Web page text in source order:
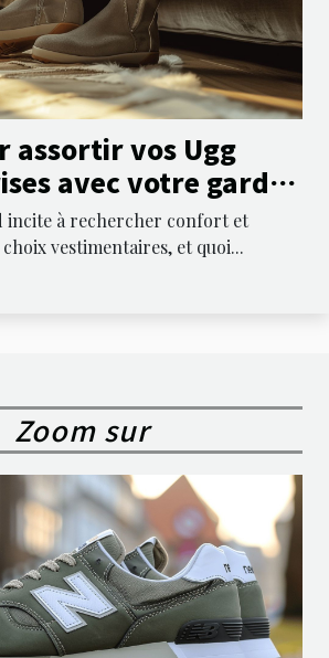
assortir vos Ugg
avec votre garde-
incite à rechercher confort et
vestimentaires, et quoi...
Zoom sur